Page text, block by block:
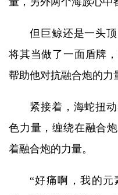
但巨鲸还是一头
将其当做了一面盾牌
帮助他对抗融合炮的力
紧接着，海蛇扭
色力量，缠绕在融合
着融合炮的力量。
“好痛啊，我的元